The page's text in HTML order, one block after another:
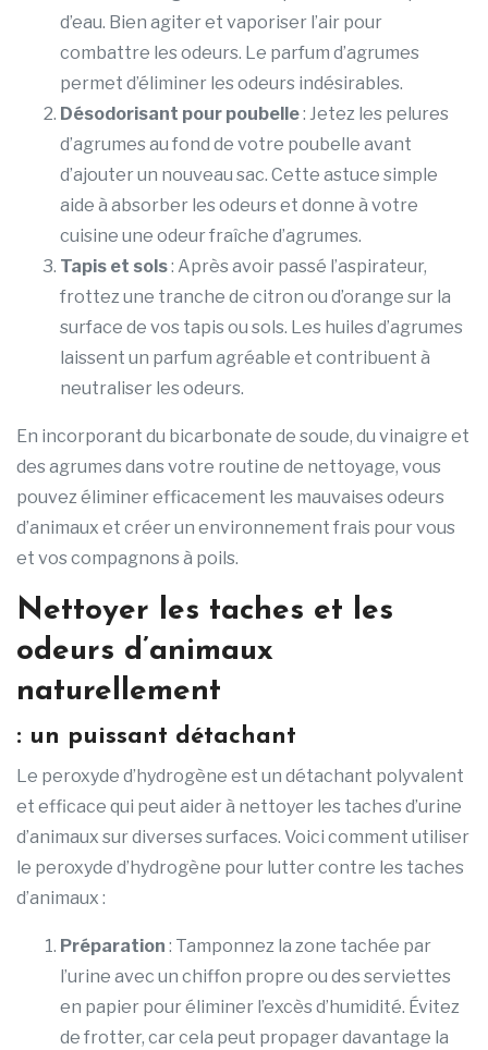
d’eau. Bien agiter et vaporiser l’air pour
combattre les odeurs. Le parfum d’agrumes
permet d’éliminer les odeurs indésirables.
Désodorisant pour poubelle: Jetez les pelures
d’agrumes au fond de votre poubelle avant
d’ajouter un nouveau sac. Cette astuce simple
aide à absorber les odeurs et donne à votre
cuisine une odeur fraîche d’agrumes.
Tapis et sols: Après avoir passé l’aspirateur,
frottez une tranche de citron ou d’orange sur la
surface de vos tapis ou sols. Les huiles d’agrumes
laissent un parfum agréable et contribuent à
neutraliser les odeurs.
En incorporant du bicarbonate de soude, du vinaigre et
des agrumes dans votre routine de nettoyage, vous
pouvez éliminer efficacement les mauvaises odeurs
d’animaux et créer un environnement frais pour vous
et vos compagnons à poils.
Nettoyer les taches et les
odeurs d’animaux
naturellement
: un puissant détachant
Le peroxyde d’hydrogène est un détachant polyvalent
et efficace qui peut aider à nettoyer les taches d’urine
d’animaux sur diverses surfaces. Voici comment utiliser
le peroxyde d’hydrogène pour lutter contre les taches
d’animaux :
Préparation : Tamponnez la zone tachée par
l’urine avec un chiffon propre ou des serviettes
en papier pour éliminer l’excès d’humidité. Évitez
de frotter, car cela peut propager davantage la